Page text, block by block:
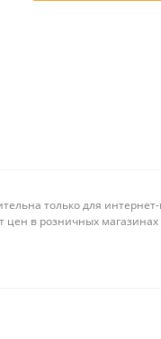
только для
цен в розничных магазинах